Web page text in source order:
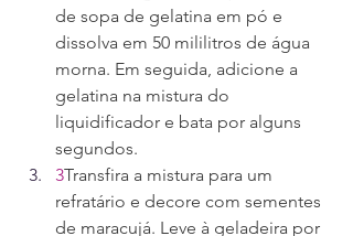
de sopa de gelatina em pó e
dissolva em 50 mililitros de água
morna. Em seguida, adicione a
gelatina na mistura do
liquidificador e bata por alguns
segundos.
3Transfira a mistura para um
refratário e decore com sementes
de maracujá. Leve à geladeira por